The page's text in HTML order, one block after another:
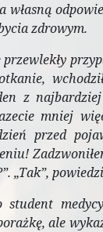
własną
zdrowym.
z
mniej
przed
ale